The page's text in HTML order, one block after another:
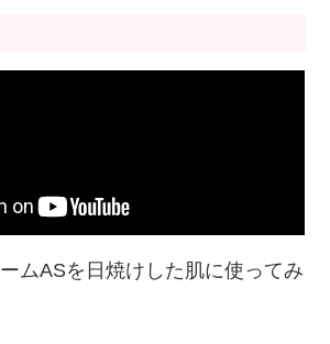
ムASを日焼けした肌に使ってみ